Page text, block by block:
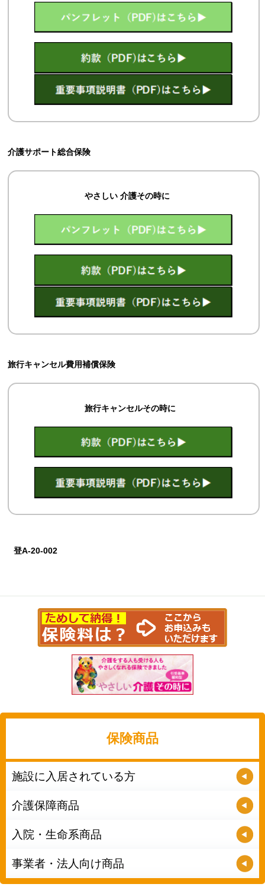
介護サポート総合保険
やさしい 介護その時に
旅行キャンセル費用補償保険
旅行キャンセルその時に
登A-20-002
保険商品
施設に入居されている方
介護保障商品
入院・生命系商品
事業者・法人向け商品